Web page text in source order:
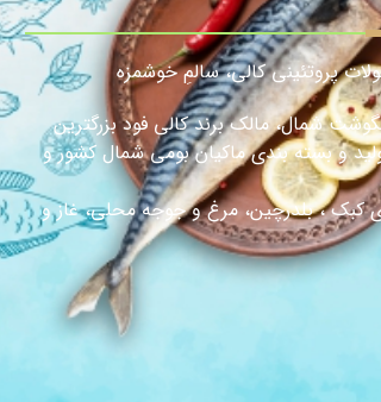
پروتئینی کالی، سالمِ خوشمزه
شمال، مالک برند کالی فود بزرگترین
و بسته بندی ماکیان بومی شمال کشور و
کبک ، بلدرچین، مرغ و جوجه محلی، غاز و